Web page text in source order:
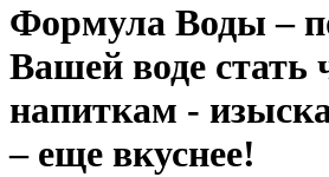
Формула Воды –
Вашей воде стать
напиткам -
– еще вкуснее!